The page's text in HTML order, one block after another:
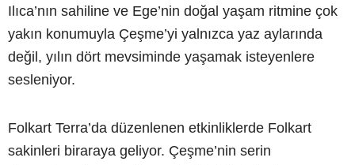
Ilıca’nın sahiline ve Ege’nin doğal yaşam ritmine çok
yakın konumuyla Çeşme’yi yalnızca yaz aylarında
değil, yılın dört mevsiminde yaşamak isteyenlere
sesleniyor.
Folkart Terra’da düzenlenen etkinliklerde Folkart
sakinleri biraraya geliyor. Çeşme’nin serin